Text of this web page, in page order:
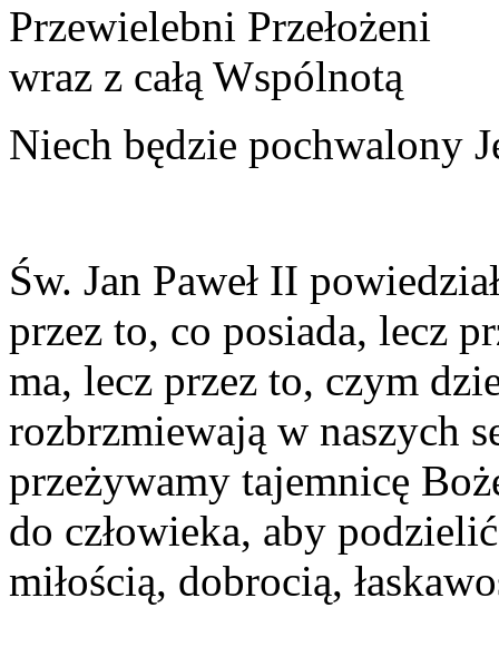
Przewielebni Przełożeni
wraz z całą Wspólnotą
Niech będzie pochwalony
Św. Jan Paweł II
przez to, co posiada, lecz
ma, lecz przez to, czym
rozbrzmiewają w naszych
przeżywamy tajemnicę
do człowieka, aby
miłością, dobrocią,